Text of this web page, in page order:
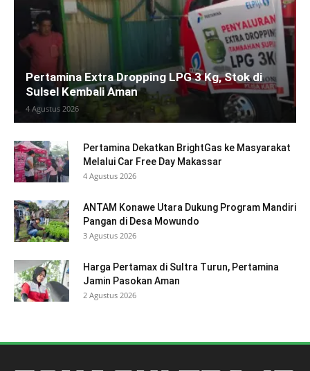
Pertamina Extra Dropping LPG 3 Kg, Stok di
Sulsel Kembali Aman
4 Agustus 2026
Pertamina Dekatkan BrightGas ke Masyarakat
Melalui Car Free Day Makassar
4 Agustus 2026
ANTAM Konawe Utara Dukung Program Mandiri
Pangan di Desa Mowundo
3 Agustus 2026
Harga Pertamax di Sultra Turun, Pertamina
Jamin Pasokan Aman
2 Agustus 2026